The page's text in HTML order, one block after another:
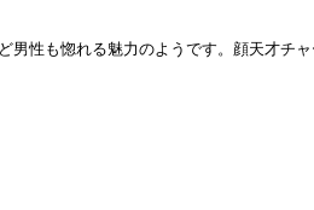
男性も惚れる魅力のようです。顔天才チ